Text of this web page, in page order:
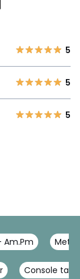
5
5
5
Console